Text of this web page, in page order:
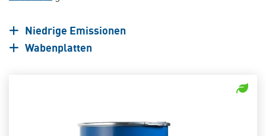
Niedrige Emissionen
Wabenplatten